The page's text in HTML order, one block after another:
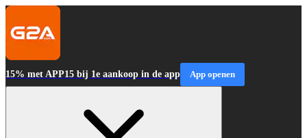
15% met APP15 bij 1e aankoop in de app App openen